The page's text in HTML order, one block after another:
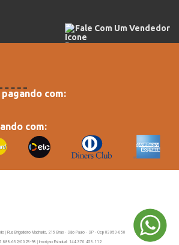
Fale Com Um Vendedor
com:
com:
| Rua Brigadeiro Machado, 215 Brás - São Paulo - SP - Cep 03050-050
0023-98 | Inscriçao Estadual: 144.370.453.112